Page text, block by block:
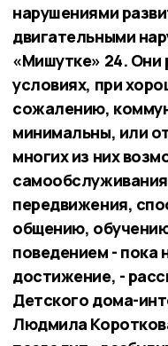
нарушениями
двигательными
«Мишутке» 24. Они
условиях, при
сожалению,
минимальны, или
многих из них
передвижения,
общению,
поведением - пока
достижение, -
Детского дома-
Людмила